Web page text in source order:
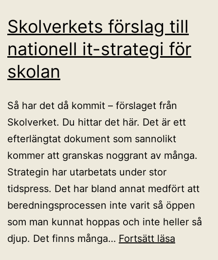
Skolverkets förslag till
nationell it-strategi för
skolan
Så har det då kommit – förslaget från
Skolverket. Du hittar det här. Det är ett
efterlängtat dokument som sannolikt
kommer att granskas noggrant av många.
Strategin har utarbetats under stor
tidspress. Det har bland annat medfört att
beredningsprocessen inte varit så öppen
som man kunnat hoppas och inte heller så
djup. Det finns många… Fortsätt läsa